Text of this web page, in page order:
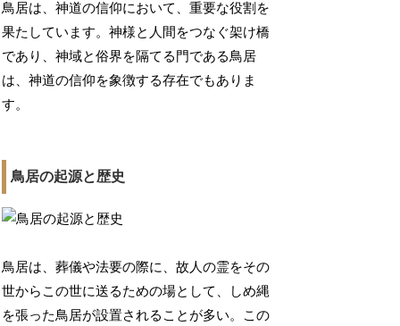
鳥居は、神道の信仰において、重要な役割を
果たしています。神様と人間をつなぐ架け橋
であり、神域と俗界を隔てる門である鳥居
は、神道の信仰を象徴する存在でもありま
す。
鳥居の起源と歴史
鳥居は、葬儀や法要の際に、故人の霊をその
世からこの世に送るための場として、しめ縄
を張った鳥居が設置されることが多い。この